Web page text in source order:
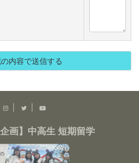
画】中高生 短期留学